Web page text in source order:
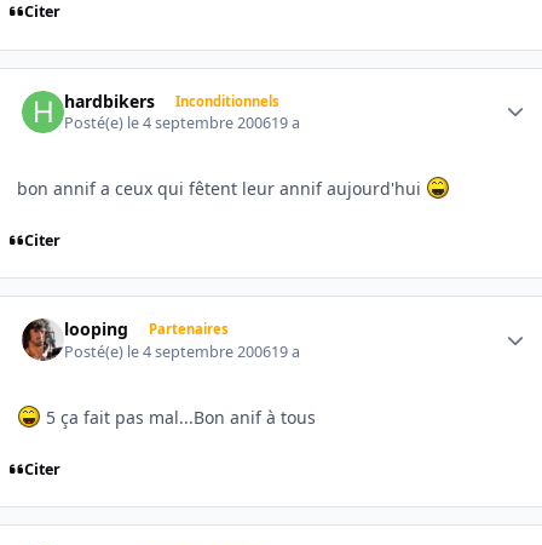
Citer
hardbikers Inconditionnels
Posté(e) le 4 septembre 200619 a
bon annif a ceux qui fêtent leur annif aujourd'hui
Citer
looping Partenaires
Posté(e) le 4 septembre 200619 a
5 ça fait pas mal...Bon anif à tous
Citer